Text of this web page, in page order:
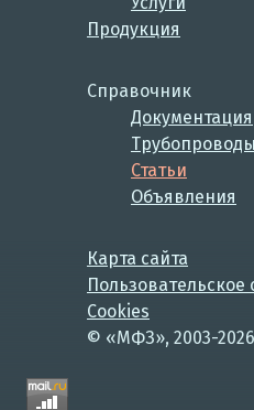
Продукция
Справочник
Документация
Трубопроводы
Статьи
Объявления
Карта сайта
Пользовательское
Cookies
© «МФЗ», 2003-2026